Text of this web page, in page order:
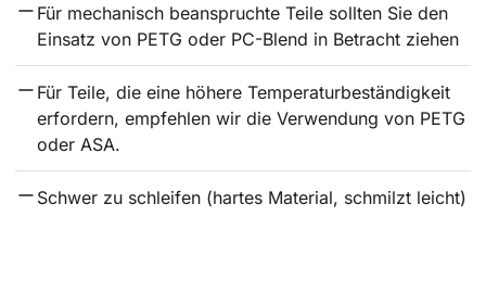
Für mechanisch beanspruchte Teile sollten Sie den
Einsatz von PETG oder PC-Blend in Betracht ziehen
Für Teile, die eine höhere Temperaturbeständigkeit
erfordern, empfehlen wir die Verwendung von PETG
oder ASA.
Schwer zu schleifen (hartes Material, schmilzt leicht)